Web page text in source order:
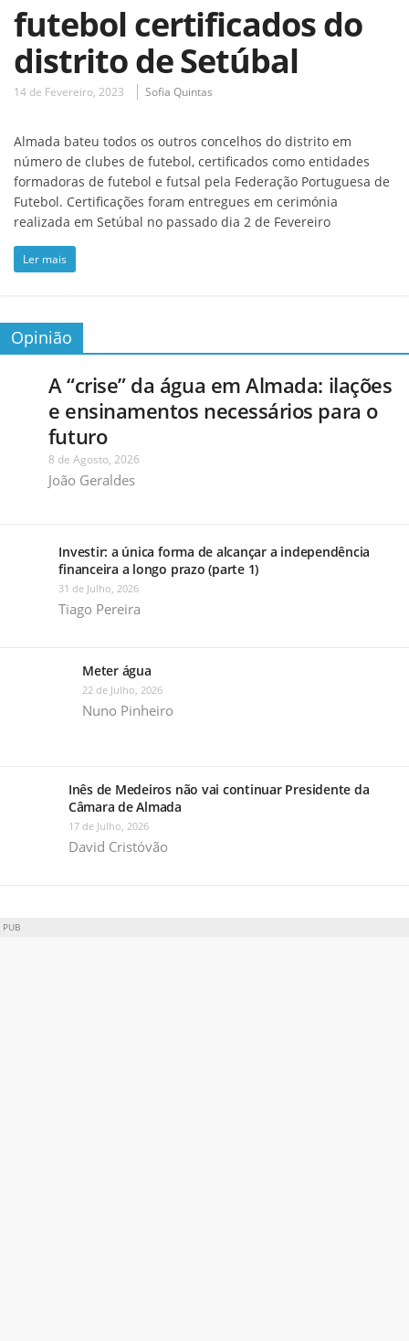
futebol certificados do
distrito de Setúbal
14 de Fevereiro, 2023 Sofia Quintas
Almada bateu todos os outros concelhos do distrito em
número de clubes de futebol, certificados como entidades
formadoras de futebol e futsal pela Federação Portuguesa de
Futebol. Certificações foram entregues em cerimónia
realizada em Setúbal no passado dia 2 de Fevereiro
Ler mais
Opinião
A “crise” da água em Almada: ilações
e ensinamentos necessários para o
futuro
8 de Agosto, 2026
João Geraldes
Investir: a única forma de alcançar a independência
financeira a longo prazo (parte 1)
31 de Julho, 2026
Tiago Pereira
Meter água
22 de Julho, 2026
Nuno Pinheiro
Inês de Medeiros não vai continuar Presidente da
Câmara de Almada
17 de Julho, 2026
David Cristóvão
PUB